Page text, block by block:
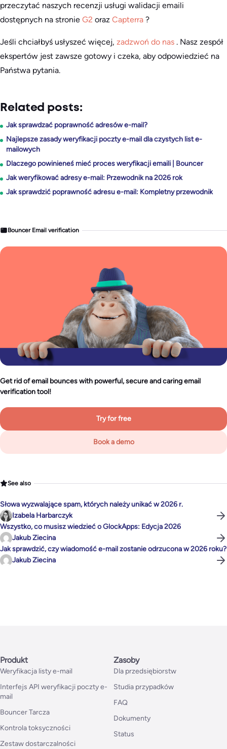
przeczytać naszych recenzji usługi walidacji emaili
dostępnych na stronie G2 oraz Capterra ?
Jeśli chciałbyś usłyszeć więcej, zadzwoń do nas . Nasz zespół
ekspertów jest zawsze gotowy i czeka, aby odpowiedzieć na
Państwa pytania.
Related posts:
Jak sprawdzać poprawność adresów e-mail?
Najlepsze zasady weryfikacji poczty e-mail dla czystych list e-
mailowych
Dlaczego powinieneś mieć proces weryfikacji emaili | Bouncer
Jak weryfikować adresy e-mail: Przewodnik na 2026 rok
Jak sprawdzić poprawność adresu e-mail: Kompletny przewodnik
Bouncer Email verification
Get rid of email bounces with powerful, secure and caring email
verification tool!
Try for free
Book a demo
See also
Słowa wyzwalające spam, których należy unikać w 2026 r.
Izabela Harbarczyk
Wszystko, co musisz wiedzieć o GlockApps: Edycja 2026
Jakub Ziecina
Jak sprawdzić, czy wiadomość e-mail zostanie odrzucona w 2026 roku?
Jakub Ziecina
Produkt
Weryfikacja listy e-mail
Interfejs API weryfikacji poczty e-
mail
Bouncer Tarcza
Kontrola toksyczności
Zestaw dostarczalności
Zasoby
Dla przedsiębiorstw
Studia przypadków
FAQ
Dokumenty
Status